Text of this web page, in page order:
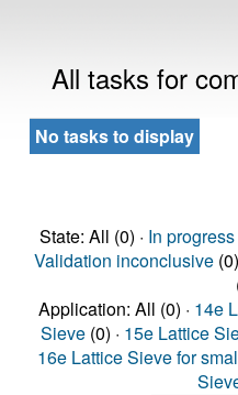
All tasks for
No tasks to display
State: All (0) · In progress
Validation inconclusive(0)
Application: All (0) · 14e
Sieve (0) · 15e Lattice
16e Lattice Sieve for